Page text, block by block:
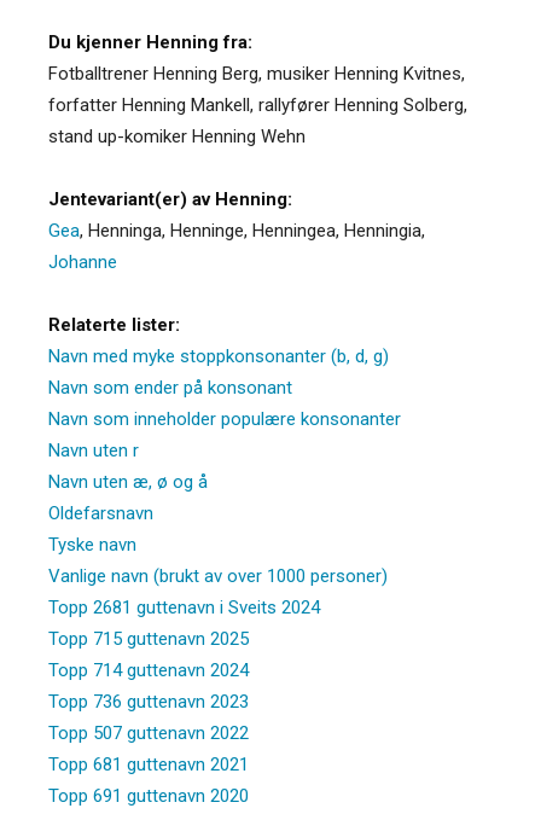
Du kjenner Henning fra:
Fotballtrener Henning Berg, musiker Henning Kvitnes,
forfatter Henning Mankell, rallyfører Henning Solberg,
stand up-komiker Henning Wehn
Jentevariant(er) av Henning:
Gea, Henninga, Henninge, Henningea, Henningia,
Johanne
Relaterte lister:
Navn med myke stoppkonsonanter (b, d, g)
Navn som ender på konsonant
Navn som inneholder populære konsonanter
Navn uten r
Navn uten æ, ø og å
Oldefarsnavn
Tyske navn
Vanlige navn (brukt av over 1000 personer)
Topp 2681 guttenavn i Sveits 2024
Topp 715 guttenavn 2025
Topp 714 guttenavn 2024
Topp 736 guttenavn 2023
Topp 507 guttenavn 2022
Topp 681 guttenavn 2021
Topp 691 guttenavn 2020